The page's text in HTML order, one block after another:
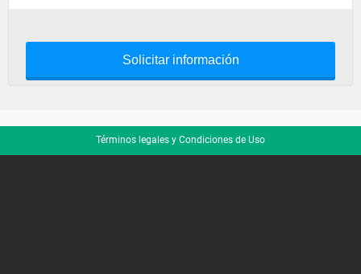
Solicitar información
Términos legales y Condiciones de Uso